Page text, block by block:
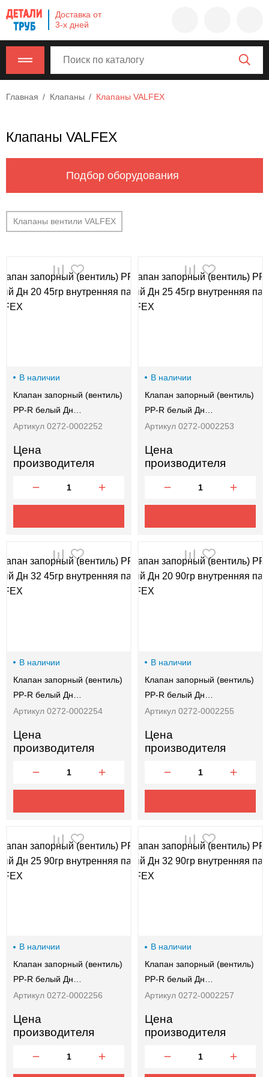
Доставка от
3-х дней
Главная Клапаны Клапаны VALFEX
Клапаны VALFEX
Подбор оборудования
Клапаны вентили VALFEX
В наличии
Клапан запорный (вентиль)
PP-R белый Дн…
Артикул 0272-0002252
Цена
производителя
В наличии
Клапан запорный (вентиль)
PP-R белый Дн…
Артикул 0272-0002253
Цена
производителя
В наличии
Клапан запорный (вентиль)
PP-R белый Дн…
Артикул 0272-0002254
Цена
производителя
В наличии
Клапан запорный (вентиль)
PP-R белый Дн…
Артикул 0272-0002255
Цена
производителя
В наличии
Клапан запорный (вентиль)
PP-R белый Дн…
Артикул 0272-0002256
Цена
производителя
В наличии
Клапан запорный (вентиль)
PP-R белый Дн…
Артикул 0272-0002257
Цена
производителя
Company
name
620000,
Москва,
ул.
Калужская,
info@example.com
8-
00-
00